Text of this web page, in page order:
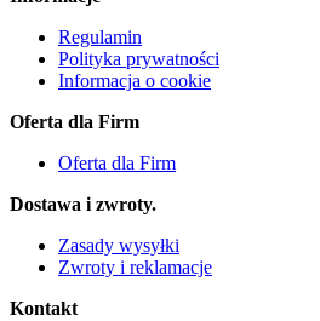
Regulamin
Polityka prywatności
Informacja o cookie
Oferta dla Firm
Oferta dla Firm
Dostawa i zwroty.
Zasady wysyłki
Zwroty i reklamacje
Kontakt